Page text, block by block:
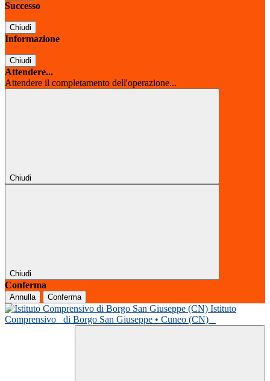
Successo
Chiudi
Informazione
Chiudi
Attendere...
Attendere il completamento dell'operazione...
Chiudi
Chiudi
Conferma
Annulla Conferma
Istituto
Comprensivo
di Borgo San Giuseppe • Cuneo (CN)